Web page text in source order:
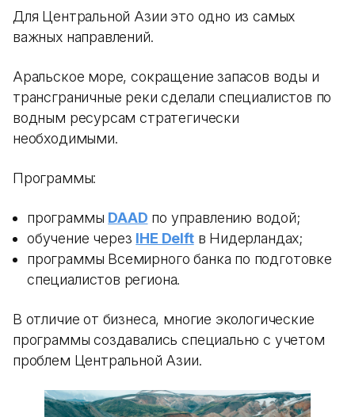
Для Центральной Азии это одно из самых
важных направлений.
Аральское море, сокращение запасов воды и
трансграничные реки сделали специалистов по
водным ресурсам стратегически
необходимыми.
Программы:
программы DAAD по управлению водой;
обучение через IHE Delftв Нидерландах;
программы Всемирного банка по подготовке
специалистов региона.
В отличие от бизнеса, многие экологические
программы создавались специально с учетом
проблем Центральной Азии.